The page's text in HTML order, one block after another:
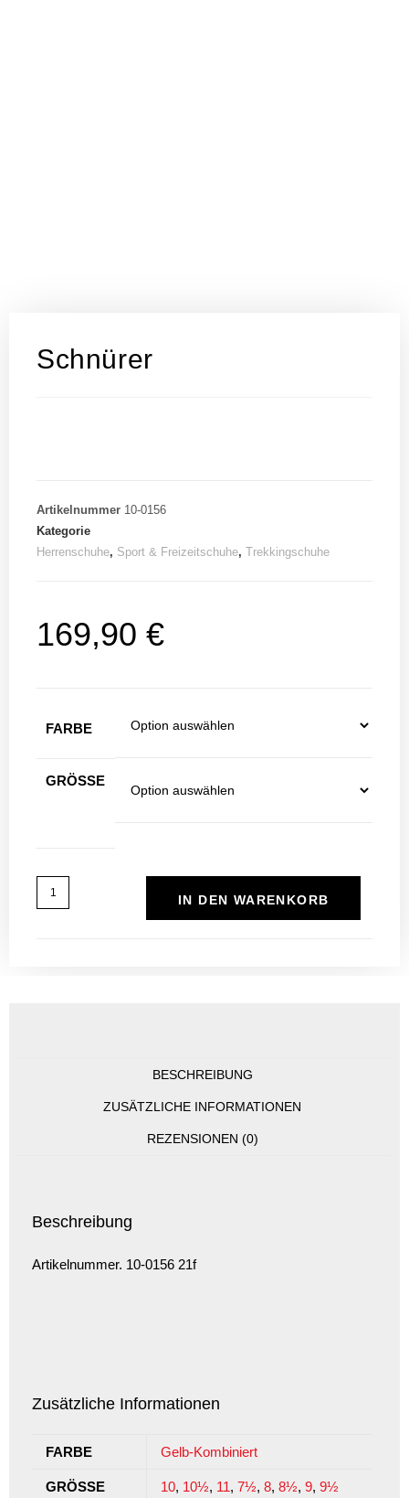
Schnürer
Artikelnummer 10-0156
Kategorie
Herrenschuhe, Sport & Freizeitschuhe, Trekkingschuhe
169,90 €
FARBE
GRÖSSE
IN DEN WARENKORB
BESCHREIBUNG
ZUSÄTZLICHE INFORMATIONEN
REZENSIONEN (0)
Beschreibung
Artikelnummer. 10-0156 21f
Zusätzliche Informationen
FARBE Gelb-Kombiniert
GRÖSSE 10, 10½, 11, 7½, 8, 8½, 9, 9½